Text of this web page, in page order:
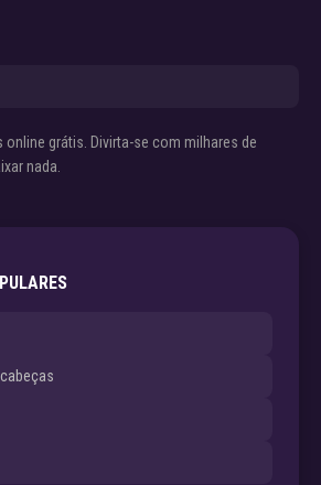
online grátis. Divirta-se com milhares de
nada.